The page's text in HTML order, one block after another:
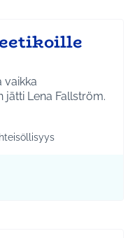
vaikka
jätti Lena Fallström.
Tuusula
mukaan: Hyvinvointi ja